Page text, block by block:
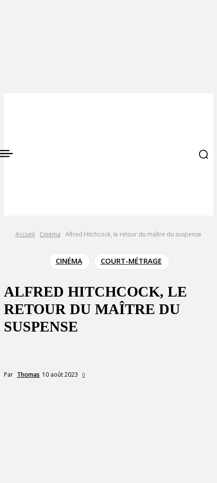
Accueil Cinéma Alfred Hitchcock, le retour du maître du suspense
CINÉMA COURT-MÉTRAGE
ALFRED HITCHCOCK, LE
RETOUR DU MAÎTRE DU
SUSPENSE
Par Thomas 10 août 2023 0